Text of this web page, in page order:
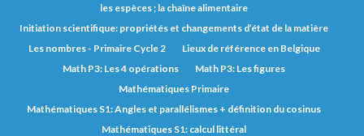
les espèces ; la chaîne alimentaire
Initiation scientifique: propriétés et changements d’état de la matière
Les nombres - Primaire Cycle 2
Lieux de référence en Belgique
Math P3: Les 4 opérations
Math P3: Les figures
Mathématiques Primaire
Mathématiques S1: Angles et parallélismes + définition du cosinus
Mathématiques S1: calcul littéral